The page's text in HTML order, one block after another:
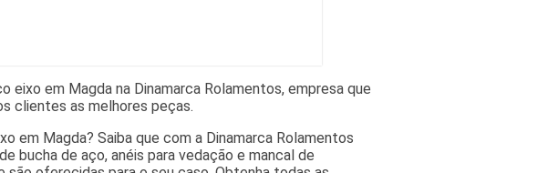
eixo em Magda na Dinamarca Rolamentos, empresa que
clientes as melhores peças.
em Magda? Saiba que com a Dinamarca Rolamentos
bucha de aço, anéis para vedação e mancal de